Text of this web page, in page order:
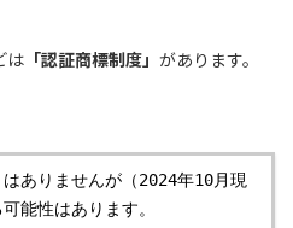
は 「認証商標制度」 があります。
ありませんが（2024年10月現
能性はあります。